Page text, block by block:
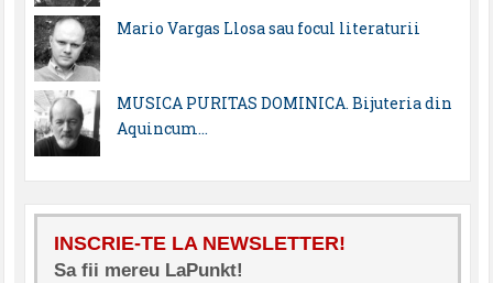
Mario Vargas Llosa sau focul literaturii
MUSICA PURITAS DOMINICA. Bijuteria din
Aquincum…
INSCRIE-TE LA NEWSLETTER!
Sa fii mereu LaPunkt!